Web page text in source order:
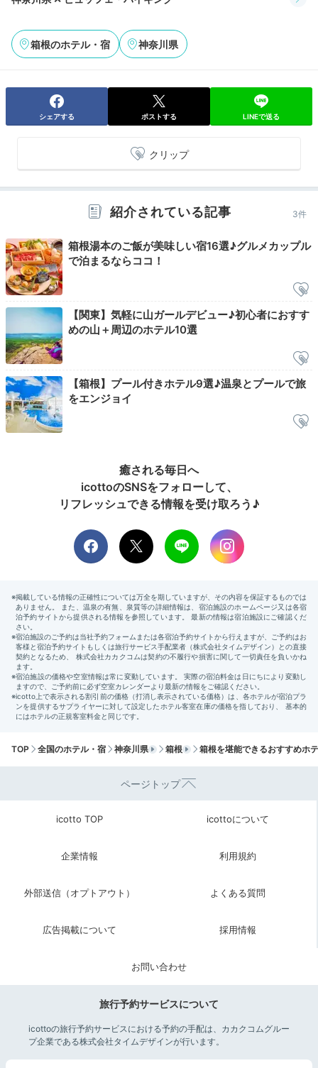
中へ…。
y.mog_mog
アメニティは小分け綿棒が多くあって嬉しかったです。
私が泊まった客室は滝ビューだったので音が気になるか
ました◎
2日目
Breakfast
07:30
出来立て料理も堪能
和洋の朝食ビュッフェ
朝食
かぴぱら556さんの投稿
ビ
朝食は、夕食と同じお食事処でいただく和洋食ビュッフ
ェです。オープンキッチンの鉄板では、出来立ての卵料
理やパンケーキなどを味わえます。半個室の席で、人目
を気にせずのんびりいただきましょう。
y.mog_mog
朝食は約20種類のビュッフェで、特に4種類あったパン
が美味しかったです◎オープンキッチンでは、おかわり
Freetime
09:00
リラックスタイム
箱根のホテル・宿 神奈川県
シェアする ポストする LINEで送る
クリップ
紹介されている記事 3件
箱根湯本のご飯が美味しい宿16選♪グルメカップル
で泊まるならココ！
【関東】気軽に山ガールデビュー♪初心者におすす
めの山＋周辺のホテル10選
【箱根】プール付きホテル9選♪温泉とプールで旅
をエンジョイ
癒される毎日へ
icottoのSNSをフォローして、
リフレッシュできる情報を受け取ろう♪
TOP 全国のホテル・宿 神奈川県 箱根 箱根を堪能できるおすすめホ
ページトップ
icotto TOP icottoについて
企業情報 利用規約
外部送信（オプトアウト） よくある質問
広告掲載について 採用情報
お問い合わせ
旅行予約サービスについて
icottoの旅行予約サービスにおける予約の手配は、カカクコムグルー
プ企業である株式会社タイムデザインが行います。